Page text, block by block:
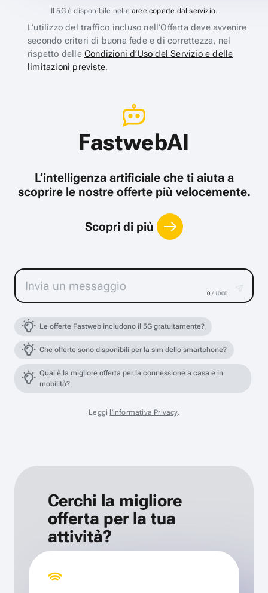
Il 5G è disponibile nelle aree coperte dal servizio.
L’utilizzo del traffico incluso nell’Offerta deve avvenire
secondo criteri di buona fede e di correttezza, nel
rispetto delle Condizioni d’Uso del Servizio e delle
limitazioni previste.
FastwebAI
L’intelligenza artificiale che ti aiuta a
scoprire le nostre offerte più velocemente.
Scopri di più
0 / 1000
Le offerte Fastweb includono il 5G gratuitamente?
Che offerte sono disponibili per la sim dello smartphone?
Qual è la migliore offerta per la connessione a casa e in
mobilità?
Leggi l'informativa Privacy.
Cerchi la migliore
offerta per la tua
attività?